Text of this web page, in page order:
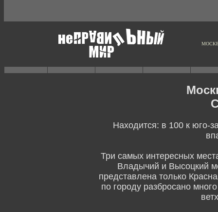
Находится: в 100 к юго-
Три самых интересных
Владычий и Высоцкий
представлена только
по городу разбросано